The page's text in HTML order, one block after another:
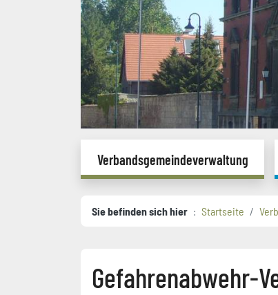
Verbandsgemeindeverwaltung
Sie befinden sich hier Startseite
Gefahrenabwehr-